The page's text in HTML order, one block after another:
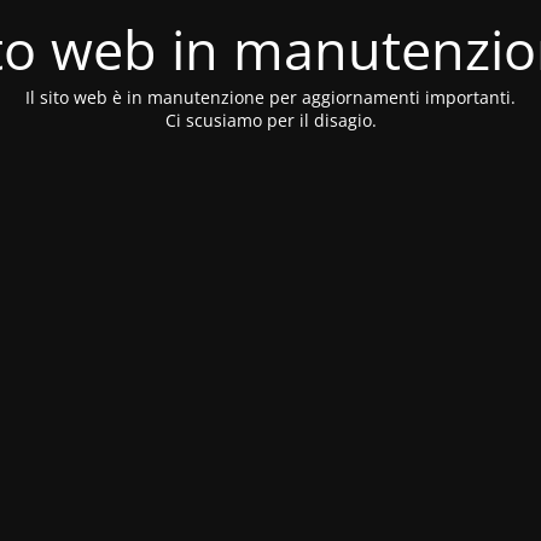
web in
Il sito web è in manutenzione per aggiornamenti importanti.
Ci scusiamo per il disagio.